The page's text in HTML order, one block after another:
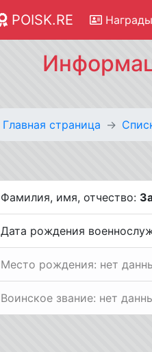
POISK.RE Награды
Главная страница
Фамилия, имя, отчество:
Дата рождения
Место рождения: нет
Воинское звание: нет